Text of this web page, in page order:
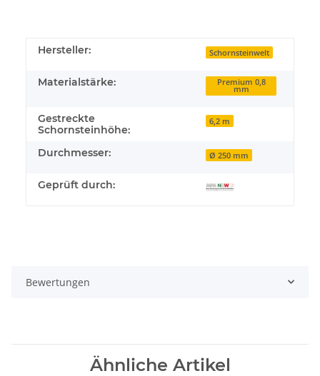
Hersteller: Schornsteinwelt
Materialstärke: Premium 0,8
mm
Gestreckte
Schornsteinhöhe:
6,2 m
Durchmesser: Ø 250 mm
Geprüft durch:
Bewertungen
Ähnliche Artikel